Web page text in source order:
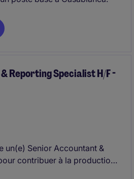
Reporting Specialist H/F -
un(e) Senior Accountant &
contribuer à la production